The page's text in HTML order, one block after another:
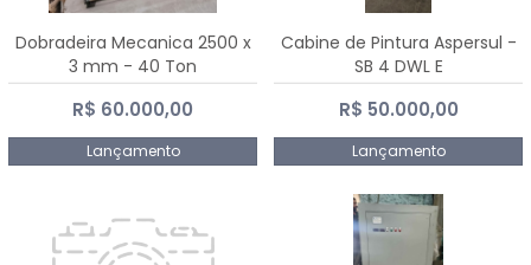
Dobradeira Mecanica 2500 x
3 mm - 40 Ton
R$ 60.000,00
Lançamento
Cabine de Pintura Aspersul -
SB 4 DWL E
R$ 50.000,00
Lançamento